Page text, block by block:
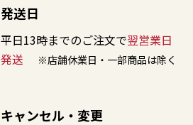
発送日
平日13時までのご注文で翌営業日
発送
※店舗休業日・一部商品は除く
キャンセル・変更